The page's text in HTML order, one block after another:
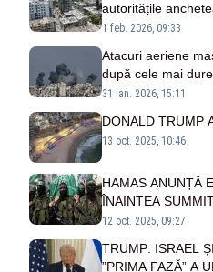
autoritățile
respinge acuzațiile
1 feb. 2026, 09:33
Atacuri aeriene
după cele mai
ultimele săptămâni
31 ian. 2026, 15:11
DONALD TRUMP
13 oct. 2025, 10:46
HAMAS ANUNȚĂ
ÎNAINTEA
12 oct. 2025, 09:27
TRUMP: ISRAEL
”PRIMA FAZĂ” A